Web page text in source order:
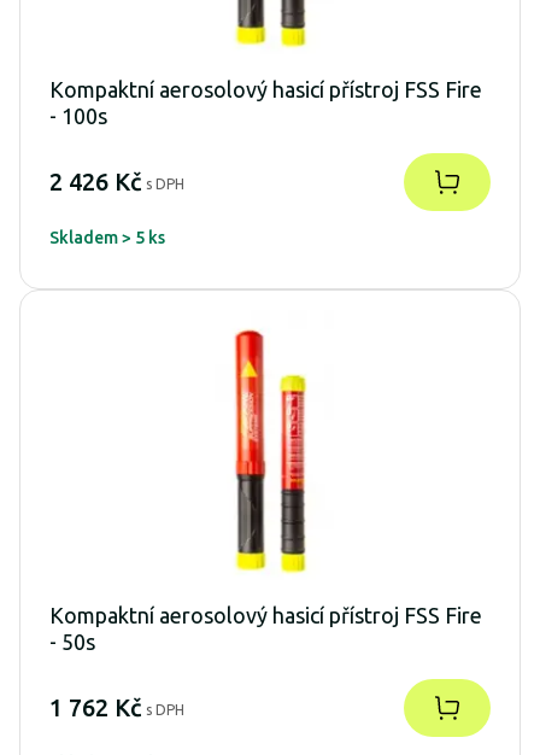
Kompaktní aerosolový hasicí přístroj FSS Fire
- 100s
2 426 Kč s DPH
Skladem > 5 ks
Kompaktní aerosolový hasicí přístroj FSS Fire
- 50s
1 762 Kč s DPH